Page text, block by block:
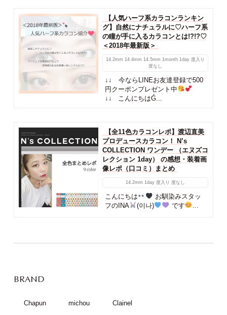
【人気ハーフ系カラコンランキン
グ】自然にナチュラルに♡ハーフ系
の瞳が手に入るカラコンとは!?!?♡
＜2018年最新版＞
14.2mm 14.4mm 14.5mm 1month 1day 度入り
度なし
↓↓ 今ならLINEお友達登録で500
円クーポンプレゼント中
↓↓ こんにちはǴ...
【全11色カラコンレポ】渡辺直美
プロデュースカラコン！ N’s
COLLECTION ワンデー （エヌズコ
レクション 1day） の感想・装着画
像レポ（口コミ）まとめ
14.2mm 1day 度入り 度なし
こんにちは
お馴染みスタッ
フのINA
(이나) です
BRAND
Chapun michou Clainel